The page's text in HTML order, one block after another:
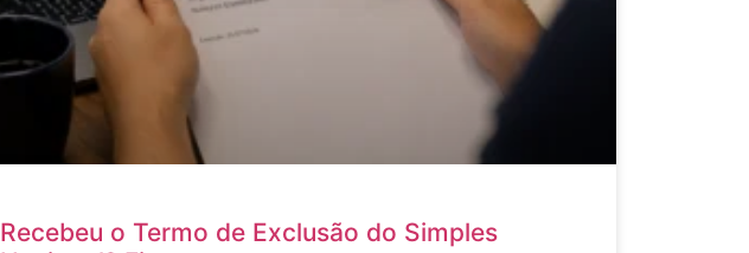
Recebeu o Termo de Exclusão do Simples